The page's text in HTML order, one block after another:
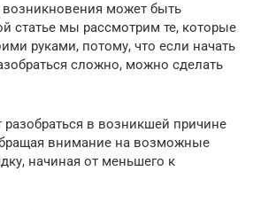
возникновения может быть
статье мы рассмотрим те, которые
руками, потому, что если начать
сложно, можно сделать
разобраться в возникшей причине
внимание на возможные
начиная от меньшего к